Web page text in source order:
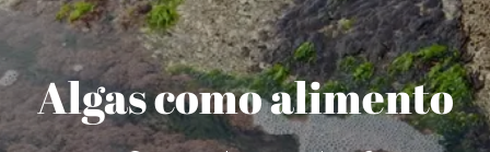
Algas como alimento